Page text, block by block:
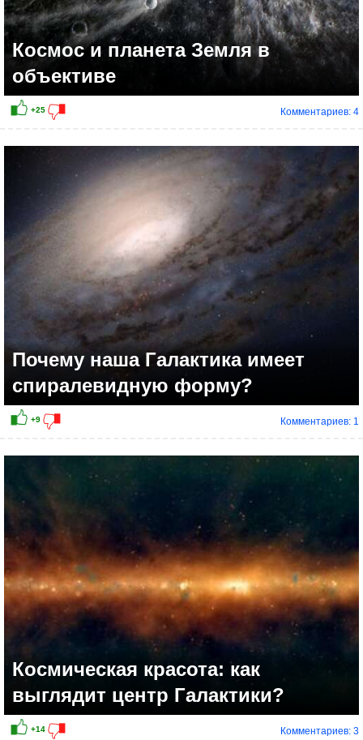
+24
Космос и планета Земля в
объективе
Комментариев: 4
Почему наша Галактика имеет
спиралевидную форму?
Комментариев: 1
Космическая красота: как
выглядит центр Галактики?
Комментариев: 3